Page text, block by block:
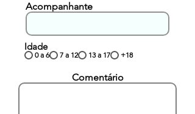
Acompanhante
Idade
0 a 6 7 a 12 13 a 17 +18
Comentário